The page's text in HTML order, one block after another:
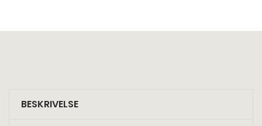
BESKRIVELSE